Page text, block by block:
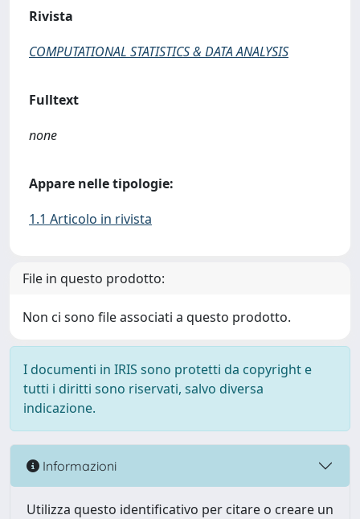
Rivista
COMPUTATIONAL STATISTICS & DATA ANALYSIS
Fulltext
none
Appare nelle tipologie:
1.1 Articolo in rivista
File in questo prodotto:
Non ci sono file associati a questo prodotto.
I documenti in IRIS sono protetti da copyright e
tutti i diritti sono riservati, salvo diversa
indicazione.
Informazioni
Utilizza questo identificativo per citare o creare un